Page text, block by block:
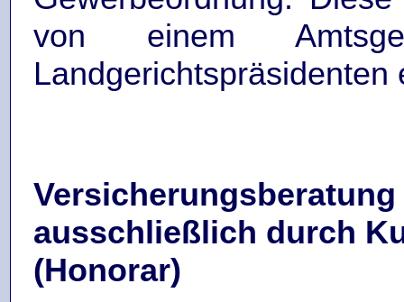
von einem
Landgerichtspräsidenten
ausschließlich durch
(Honorar)